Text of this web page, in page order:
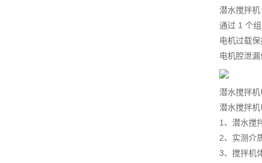
潜水搅拌
通过 1 个
电机过载
电机腔泄
潜水搅拌
潜水搅拌
1、潜水搅
2、实测介
3、搅拌机